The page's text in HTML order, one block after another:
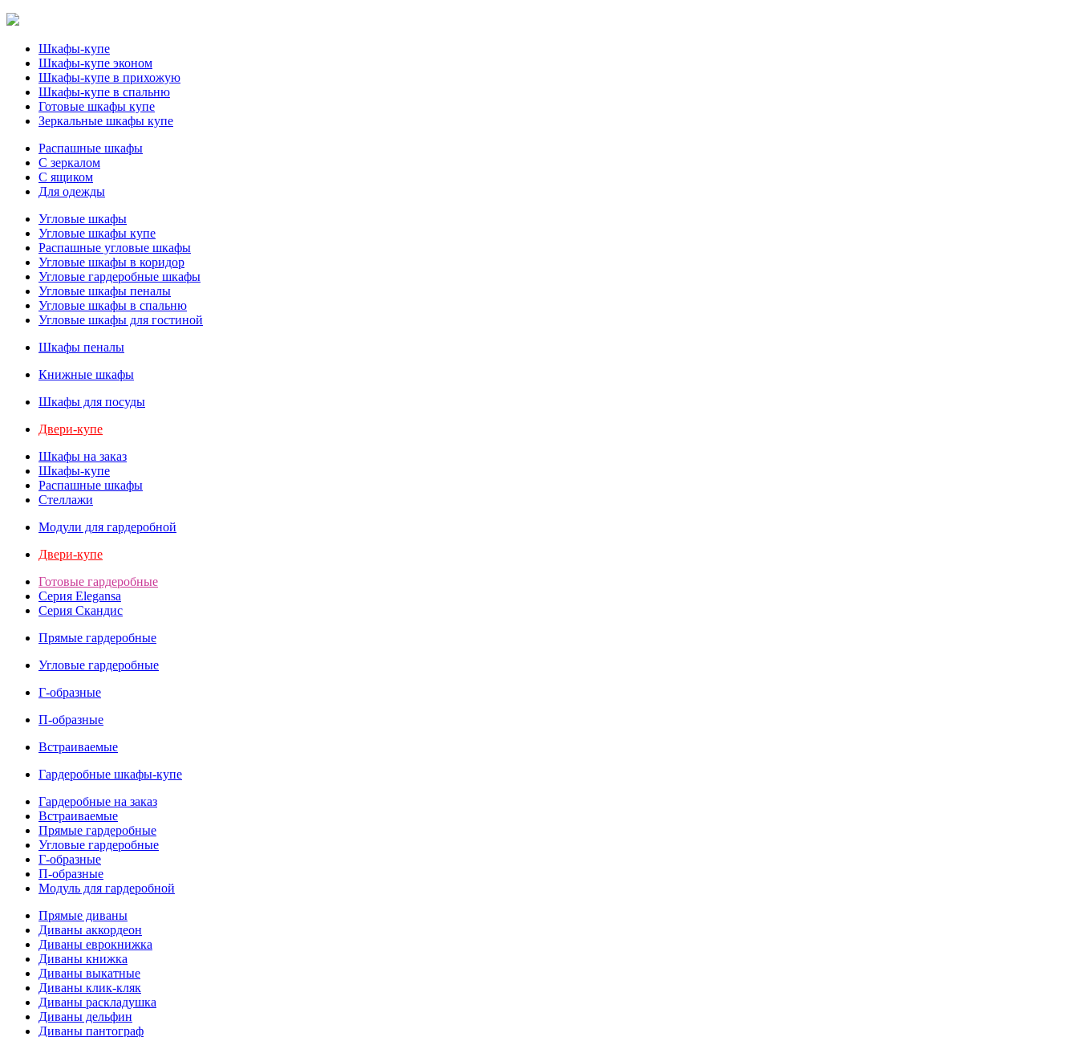
Шкафы-купе
Шкафы-купе эконом
Шкафы-купе в прихожую
Шкафы-купе в спальню
Готовые шкафы купе
Зеркальные шкафы купе
Распашные шкафы
С зеркалом
С ящиком
Для одежды
Угловые шкафы
Угловые шкафы купе
Распашные угловые шкафы
Угловые шкафы в коридор
Угловые гардеробные шкафы
Угловые шкафы пеналы
Угловые шкафы в спальню
Угловые шкафы для гостиной
Шкафы пеналы
Книжные шкафы
Шкафы для посуды
Двери-купе
Шкафы на заказ
Шкафы-купе
Распашные шкафы
Стеллажи
Модули для гардеробной
Двери-купе
Готовые гардеробные
Серия Elegansa
Серия Скандис
Прямые гардеробные
Угловые гардеробные
Г-образные
П-образные
Встраиваемые
Гардеробные шкафы-купе
Гардеробные на заказ
Встраиваемые
Прямые гардеробные
Угловые гардеробные
Г-образные
П-образные
Модуль для гардеробной
Прямые диваны
Диваны аккордеон
Диваны еврокнижка
Диваны книжка
Диваны выкатные
Диваны клик-кляк
Диваны раскладушка
Диваны дельфин
Диваны пантограф